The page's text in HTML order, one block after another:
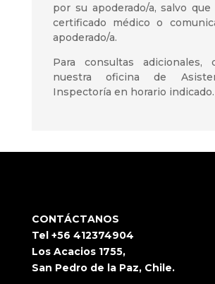
por su apoderado/a, salvo
certificado médico o
apoderado/a.
Para consultas adicionales,
nuestra oficina de
Inspectoría en horario indicado.
CONTÁCTANOS
Tel +56 412374904
Los Acacios 1755,
San Pedro de la Paz, Chile.